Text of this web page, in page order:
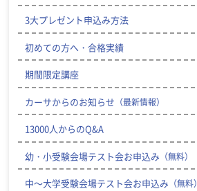
3大プレゼント申込み方法
初めての方へ・合格実績
期間限定講座
カーサからのお知らせ （最新情報）
13000人からのQ&A
幼・小受験会場テスト会お申込み （無料）
中～大学受験会場テスト会お申込み （無料）